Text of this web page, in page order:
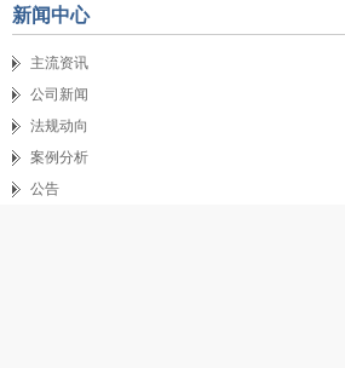
新闻中心
主流资讯
公司新闻
法规动向
案例分析
公告